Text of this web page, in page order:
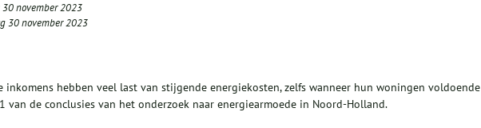
november 2023
30 november 2023
inkomens hebben veel last van stijgende energiekosten, zelfs wanneer hun woningen voldoende
van de conclusies van het onderzoek naar energiearmoede in Noord-Holland.